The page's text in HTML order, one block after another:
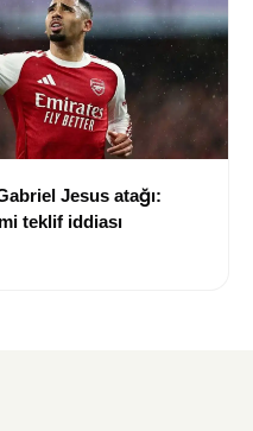
Jesus atağı:
teklif iddiası